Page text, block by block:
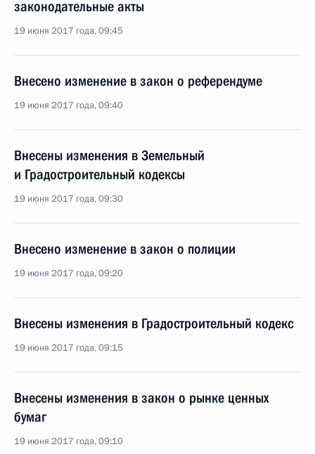
законодательные акты
19 июня 2017 года, 09:45
Внесено изменение в закон о референдуме
19 июня 2017 года, 09:40
Внесены изменения в Земельный
и Градостроительный кодексы
19 июня 2017 года, 09:30
Внесено изменение в закон о полиции
19 июня 2017 года, 09:20
Внесены изменения в Градостроительный кодекс
19 июня 2017 года, 09:15
Внесены изменения в закон о рынке ценных
бумаг
19 июня 2017 года, 09:10